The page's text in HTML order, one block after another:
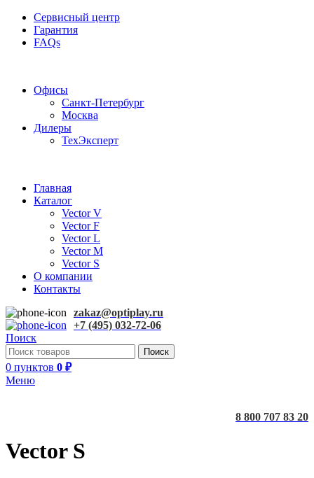
Сервисный центр
Гарантия
FAQs
Офисы
Санкт-Петербург
Москва
Дилеры
ТехЭксперт
Главная
Каталог
Vector V
Vector F
Vector L
Vector M
Vector S
О компании
Контакты
zakaz@optiplay.ru
+7 (495) 032-72-06
Поиск
Поиск
0 пунктов 0 ₽
Меню
8 800 707 83 20
Vector S